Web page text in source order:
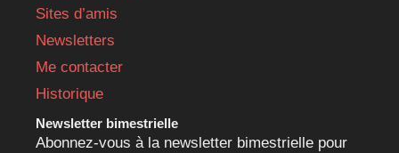
Sites d’amis
Newsletters
Me contacter
Historique
Newsletter bimestrielle
Abonnez-vous à la newsletter bimestrielle pour